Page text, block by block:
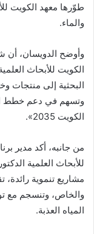
طوّرها معهد الكويت
والماء.
وأوضح الدويسان، أن
الكويت للأبحاث
البحثية إلى منتجات
وتسهم في دعم خطط
الكويت 2035».
من جانبه، أكد مدير
للأبحاث العلمية
مشاريع تنموية
والخاص، وتنسجم مع
المياه العذبة.